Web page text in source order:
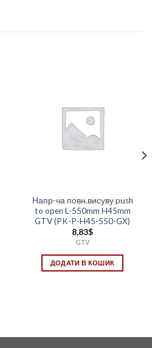
Напр-ча повн.висуву push
to open L-550mm H45mm
GTV (PK-P-H45-550-GX)
8,83$
GTV
ДОДАТИ В КОШИК